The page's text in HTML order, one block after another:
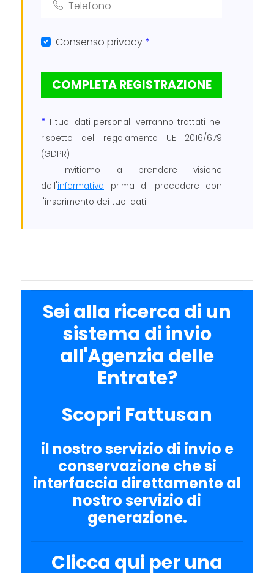
Consenso privacy *
* I tuoi dati personali verranno trattati nel
rispetto del regolamento UE 2016/679
(GDPR)
Ti invitiamo a prendere visione
dell'informativa prima di procedere con
l'inserimento dei tuoi dati.
Sei alla ricerca di un
sistema di invio
all'Agenzia delle
Entrate?
Scopri Fattusan
il nostro servizio di invio e
conservazione che si
interfaccia direttamente al
nostro servizio di
generazione.
Clicca qui per una